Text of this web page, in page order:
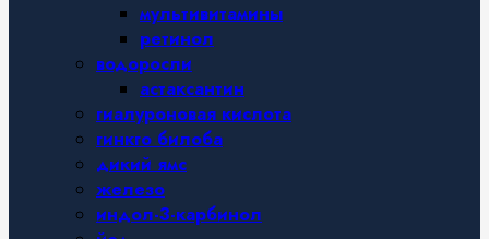
мультивитамины
ретинол
водоросли
астаксантин
гиалуроновая кислота
гинкго билоба
дикий ямс
железо
индол-3-карбинол